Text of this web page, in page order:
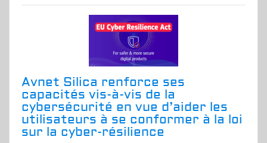
Avnet Silica renforce ses
capacités vis-à-vis de la
cybersécurité en vue d’aider les
utilisateurs à se conformer à la loi
sur la cyber-résilience